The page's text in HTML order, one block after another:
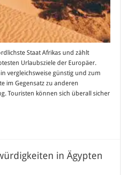
Staat Afrikas und zählt
Urlaubsziele der Europäer.
vergleichsweise günstig und zum
im Gegensatz zu anderen
Touristen können sich überall sicher
in Ägypten